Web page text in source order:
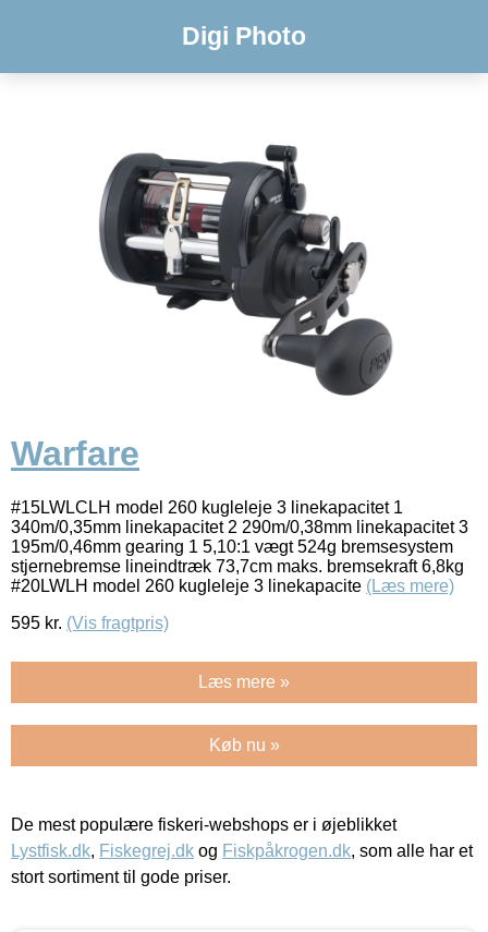
Digi Photo
Warfare
#15LWLCLH model 260 kugleleje 3 linekapacitet 1
340m/0,35mm linekapacitet 2 290m/0,38mm linekapacitet 3
195m/0,46mm gearing 1 5,10:1 vægt 524g bremsesystem
stjernebremse lineindtræk 73,7cm maks. bremsekraft 6,8kg
#20LWLH model 260 kugleleje 3 linekapacite (Læs mere)
595 kr. (Vis fragtpris)
Læs mere »
Køb nu »
De mest populære fiskeri-webshops er i øjeblikket
Lystfisk.dk, Fiskegrej.dk og Fiskpåkrogen.dk, som alle har et
stort sortiment til gode priser.